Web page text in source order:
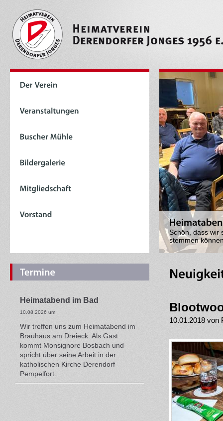
Das war ein
war Urologe Dr.
Heimatabend im Bad
10.08.2026 um
Wir treffen uns zum Heimatabend im
Brauhaus am Dreieck. Als Gast
kommt Monsignore Bosbach und
spricht über seine Arbeit in der
katholischen Kirche Derendorf
Pempelfort.
10.01.2018 von